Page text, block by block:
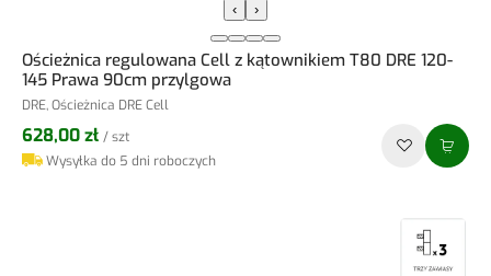
‹ ›
Ościeżnica regulowana Cell z kątownikiem T80 DRE 120-
145 Prawa 90cm przylgowa
DRE, Ościeżnica DRE Cell
628,00 zł / szt
Wysyłka do 5 dni roboczych